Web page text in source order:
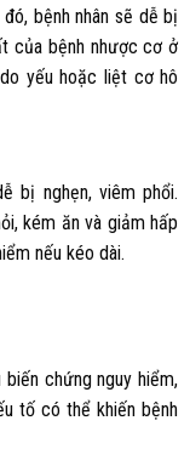
bệnh nhân sẽ dễ bị
của bệnh nhược cơ ở
yếu hoặc liệt cơ hô
bị nghẹn, viêm phổi.
kém ăn và giảm hấp
nếu kéo dài.
chứng nguy hiểm,
tố có thể khiến bệnh